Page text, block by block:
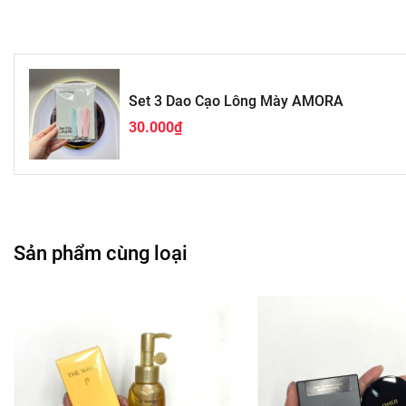
Set 3 Dao Cạo Lông Mày AMORA
30.000₫
Sản phẩm cùng loại